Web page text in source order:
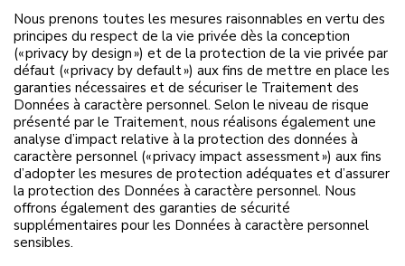
Nous prenons toutes les mesures raisonnables en vertu des
principes du respect de la vie privée dès la conception
(« privacy by design ») et de la protection de la vie privée par
défaut (« privacy by default ») aux fins de mettre en place les
garanties nécessaires et de sécuriser le Traitement des
Données à caractère personnel. Selon le niveau de risque
présenté par le Traitement, nous réalisons également une
analyse d’impact relative à la protection des données à
caractère personnel (« privacy impact assessment ») aux fins
d’adopter les mesures de protection adéquates et d’assurer
la protection des Données à caractère personnel. Nous
offrons également des garanties de sécurité
supplémentaires pour les Données à caractère personnel
sensibles.